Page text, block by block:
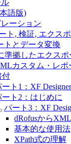
語版)
ーション
ト, 検証, エクス
トとデータ変換
準拠したエクスポ
カスタム・レポ
付
ート1：XF
ート2：はじめに
パート3：XF
dRofusから
基本的な使用法
XPath式の理解